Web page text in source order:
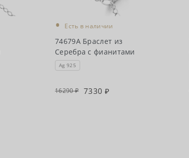
• Есть в наличии
74679А Браслет из
Серебра с фианитами
Ag 925
16290 7330